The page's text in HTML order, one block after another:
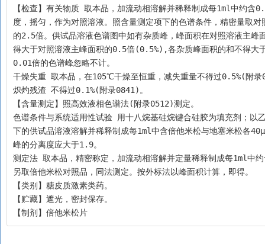
【检查】有关物质 取本品，加流动相溶解并稀释制成每1ml中约
度，摇匀，作为对照溶液。照含量测定项下的色谱条件，精密量取
的2.5倍。供试品溶液色谱图中如有杂质峰，峰面积在对照溶液主
得大于对照溶液主峰面积的0.5倍(0.5%),各杂质峰面积的和不得大
0.01倍的色谱峰忽略不计。
干燥失重 取本品，在105℃干燥至恒重，减失重量不得过0.5%(附
炽灼残渣 不得过0.1%(附录0841)。
【含量测定】照高效液相色谱法(附录0512)测定。
色谱条件与系统适用性试验 用十八烷基硅烷键合硅胶为填充剂；
下的供试品溶液溶解并稀释制成每1ml中含倍他米松与地塞米松各
峰的分离度应大于1.9。
测定法 取本品，精密称定，加流动相溶解并定量稀释制成每1ml中
另取倍他米松对照品，同法测定。按外标法以峰面积计算，即得。
【类别】糖皮质激素类药。
【贮藏】遮光，密封保存。
【制剂】倍他米松片